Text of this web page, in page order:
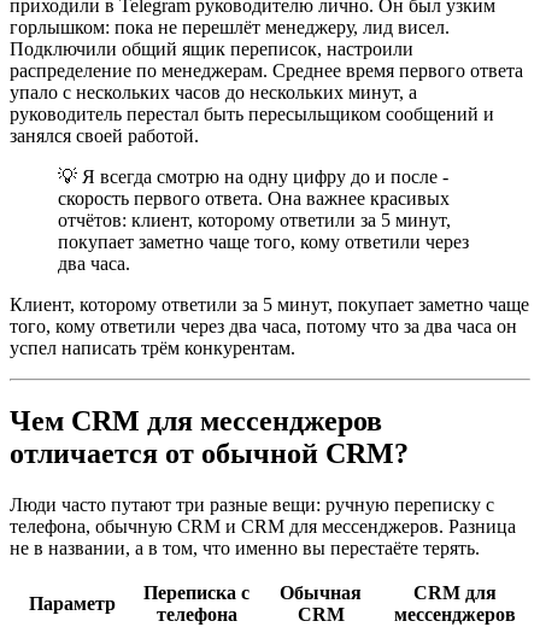
приходили в Telegram руководителю лично. Он был узким
горлышком: пока не перешлёт менеджеру, лид висел.
Подключили общий ящик переписок, настроили
распределение по менеджерам. Среднее время первого ответа
упало с нескольких часов до нескольких минут, а
руководитель перестал быть пересыльщиком сообщений и
занялся своей работой.
💡 Я всегда смотрю на одну цифру до и после -
скорость первого ответа. Она важнее красивых
отчётов: клиент, которому ответили за 5 минут,
покупает заметно чаще того, кому ответили через
два часа.
Клиент, которому ответили за 5 минут, покупает заметно чаще
того, кому ответили через два часа, потому что за два часа он
успел написать трём конкурентам.
Чем CRM для мессенджеров
отличается от обычной CRM?
Люди часто путают три разные вещи: ручную переписку с
телефона, обычную CRM и CRM для мессенджеров. Разница
не в названии, а в том, что именно вы перестаёте терять.
Параметр
Переписка с
телефона
Обычная
CRM
CRM для
мессенджеров